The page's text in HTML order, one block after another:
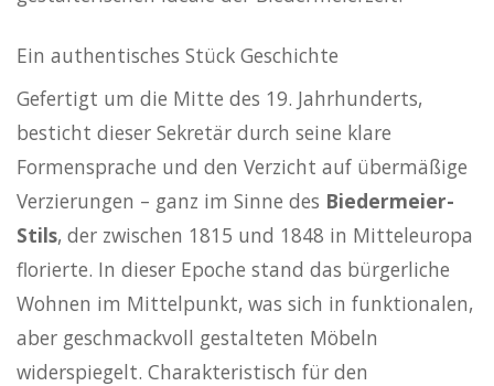
Ein authentisches Stück Geschichte
Gefertigt um die Mitte des 19. Jahrhunderts,
besticht dieser Sekretär durch seine klare
Formensprache und den Verzicht auf übermäßige
Verzierungen – ganz im Sinne des Biedermeier-
Stils, der zwischen 1815 und 1848 in Mitteleuropa
florierte. In dieser Epoche stand das bürgerliche
Wohnen im Mittelpunkt, was sich in funktionalen,
aber geschmackvoll gestalteten Möbeln
widerspiegelt. Charakteristisch für den